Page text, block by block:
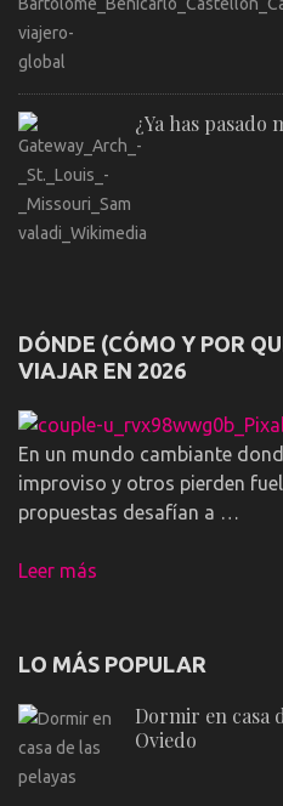
¿Ya has pasado
DÓNDE (CÓMO Y POR
VIAJAR EN 2026
En un mundo cambiante
improviso y otros pierden
propuestas desafían a …
Leer más
LO MÁS POPULAR
Dormir en casa
Oviedo